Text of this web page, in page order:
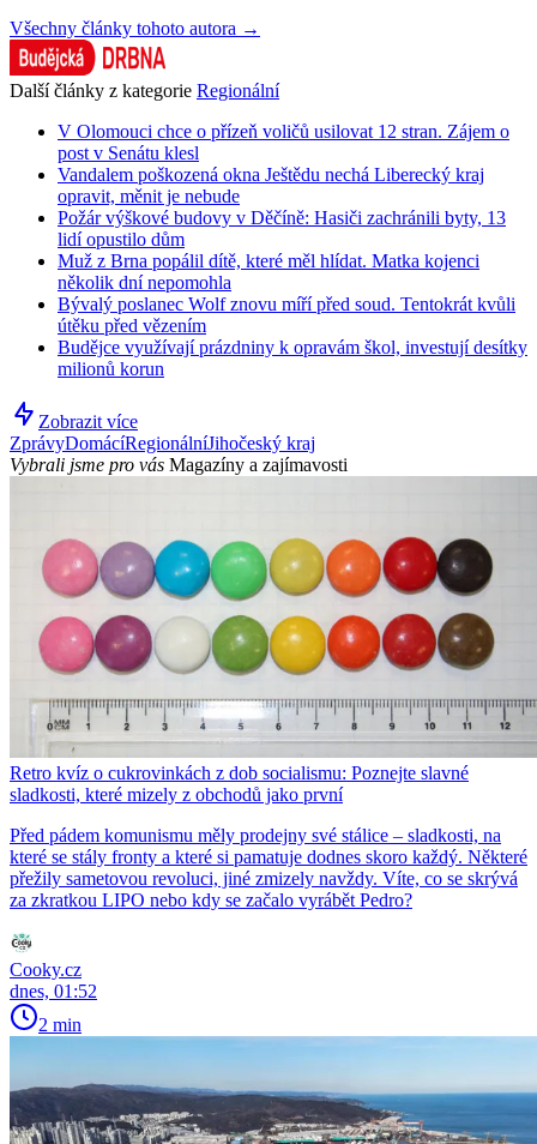
Všechny články tohoto autora →
Další články z kategorie Regionální
V Olomouci chce o přízeň voličů usilovat 12 stran. Zájem o
post v Senátu klesl
Vandalem poškozená okna Ještědu nechá Liberecký kraj
opravit, měnit je nebude
Požár výškové budovy v Děčíně: Hasiči zachránili byty, 13
lidí opustilo dům
Muž z Brna popálil dítě, které měl hlídat. Matka kojenci
několik dní nepomohla
Bývalý poslanec Wolf znovu míří před soud. Tentokrát kvůli
útěku před vězením
Budějce využívají prázdniny k opravám škol, investují desítky
milionů korun
Zobrazit více
ZprávyDomácíRegionálníJihočeský kraj
Vybrali jsme pro vás Magazíny a zajímavosti
Retro kvíz o cukrovinkách z dob socialismu: Poznejte slavné
sladkosti, které mizely z obchodů jako první
Před pádem komunismu měly prodejny své stálice – sladkosti, na
které se stály fronty a které si pamatuje dodnes skoro každý. Některé
přežily sametovou revoluci, jiné zmizely navždy. Víte, co se skrývá
za zkratkou LIPO nebo kdy se začalo vyrábět Pedro?
Cooky.cz
dnes, 01:52
2 min